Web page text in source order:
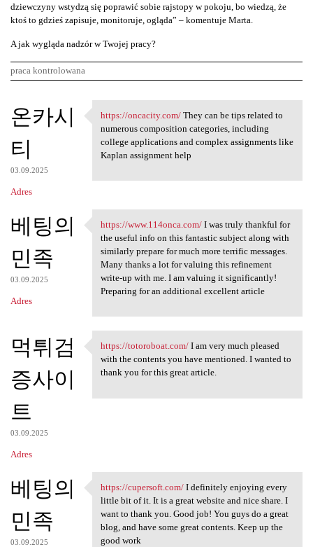
dziewczyny wstydzą się poprawić sobie rajstopy w pokoju, bo wiedzą, że
ktoś to gdzieś zapisuje, monitoruje, ogląda” – komentuje Marta.
A jak wygląda nadzór w Twojej pracy?
praca kontrolowana
K
o
m
e
n
a
r
z
e
온카시
티
03.09.2025
Adres
https://oncacity.com/ They
https://oncacity.com/They can be tips related to
numerous composition categories, including
college applications and complex assignments like
Kaplan assignment help
베팅의
민족
03.09.2025
Adres
https://www.114onca.com/ I
https://www.114onca.com/I was truly thankful for
the useful info on this fantastic subject along with
similarly prepare for much more terrific messages.
Many thanks a lot for valuing this refinement
write-up with me. I am valuing it significantly!
Preparing for an additional excellent article
먹튀검
증사이
트
03.09.2025
Adres
https://totoroboat.com/ I am
https://totoroboat.com/I am very much pleased
with the contents you have mentioned. I wanted to
thank you for this great article.
베팅의
민족
03.09.2025
https://cupersoft.com/ I
https://cupersoft.com/I definitely enjoying every
little bit of it. It is a great website and nice share. I
want to thank you. Good job! You guys do a great
blog, and have some great contents. Keep up the
good work